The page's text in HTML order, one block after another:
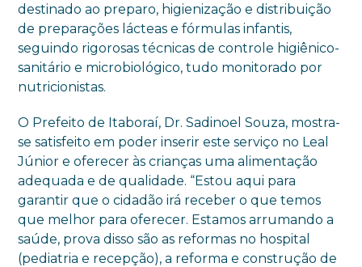
destinado ao preparo, higienização e distribuição
de preparações lácteas e fórmulas infantis,
seguindo rigorosas técnicas de controle higiênico-
sanitário e microbiológico, tudo monitorado por
nutricionistas.
O Prefeito de Itaboraí, Dr. Sadinoel Souza, mostra-
se satisfeito em poder inserir este serviço no Leal
Júnior e oferecer às crianças uma alimentação
adequada e de qualidade. “Estou aqui para
garantir que o cidadão irá receber o que temos
que melhor para oferecer. Estamos arrumando a
saúde, prova disso são as reformas no hospital
(pediatria e recepção), a reforma e construção de